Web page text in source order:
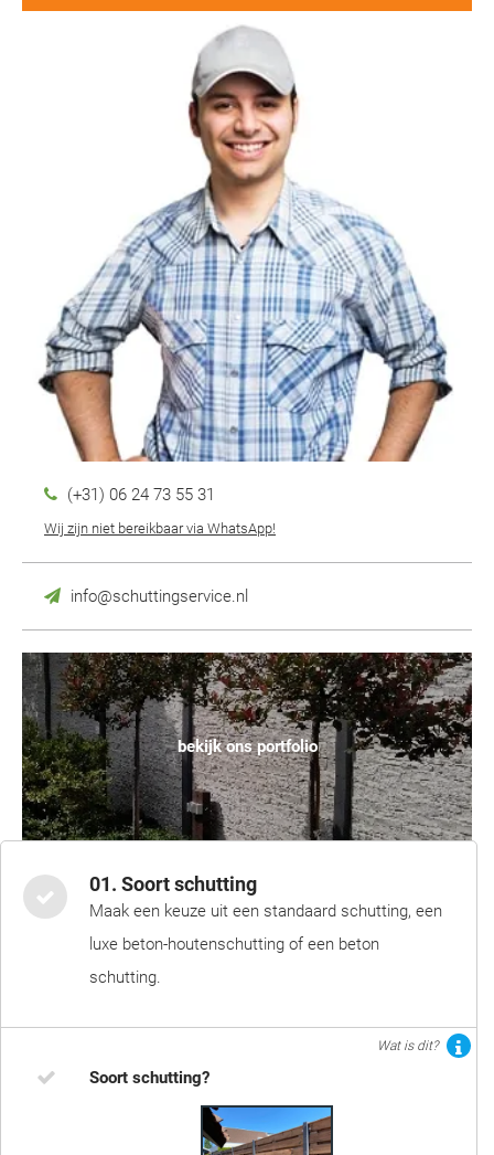
(+31) 06 24 73 55 31
Wij zijn niet bereikbaar via WhatsApp!
info@schuttingservice.nl
bekijk ons portfolio
01. Soort schutting
Maak een keuze uit een standaard schutting, een
luxe beton-houtenschutting of een beton
schutting.
Wat is dit?
Soort schutting?